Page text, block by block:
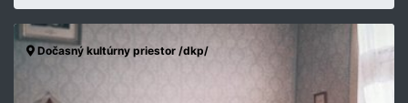
Dočasný kultúrny priestor /dkp/